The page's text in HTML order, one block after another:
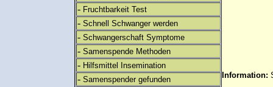
- Fruchtbarkeit Test
- Schnell Schwanger werden
- Schwangerschaft Symptome
- Samenspende Methoden
- Hilfsmittel Insemination
- Samenspender gefunden
Information: